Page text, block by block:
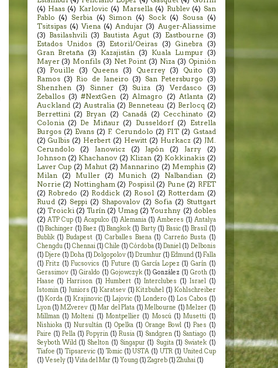
(4) Haas (4) Karlovic (4) Marsella (4) Rublev (4) San
Pablo (4) Serbia (4) Simon (4) Sock (4) Sousa (4)
Tsitsipas (4) Viena (4) Andujar (3) Auger-Aliassime
(3) Basilashvili (3) Bautista Agut (3) Eastbourne (3)
Estados Unidos (3) Estoril/Oeiras (3) Ginebra (3)
Gran Bretaña (3) Kazajistán (3) Kuala Lumpur (3)
Mayer (3) Monfils (3) Net Point (3) Niza (3) Opinión
(3)
Pouille (3) Queens (3) Querrey (3) Quito
(3)
Ramos (3) Rio de Janeiro (3) San Petersburgo (3)
Shenzhen
(3) Sinner (3) Suiza (3) Verdasco
(3)
Zeballos (3) #NextGen (2) Almagro (2) Atlanta (2)
Auckland (2) Australia (2) Benneteau (2) Berlocq (2)
Berrettini (2) Bryan (2) Canadá (2) Cecchinato (2)
Colonia (2) De Miñaur (2) Dusseldorf (2)
Estrella
Burgos (2) Evans (2) F. Cerundolo (2) FIT (2) Gstaad
(2) Gulbis (2) Herbert (2) Hewitt (2) Hurkacz (2) JM.
Cerundolo
(2) Janowicz (2) Japón (2) Jarry
(2)
Johnson (2) Khachanov (2) Klizan (2) Kokkinakis (2)
Laver Cup (2) Mahut (2) Mannarino (2) Memphis (2)
Milan
(2) Muller (2) Munich (2) Nalbandian
(2)
Norrie (2) Nottingham (2) Pospisil (2) Pune (2) RFET
(2) Robredo (2) Roddick (2) Rosol (2) Rotterdam (2)
Ruud (2) Seppi (2) Shapovalov (2) Sofia (2) Stuttgart
(2) Troicki (2) Turín (2) Umag (2) Youzhny (2) dobles
(2) ATP Cup (1) Acapulco (1) Alemania (1) Amberes (1) Antalya
(1) Bachinger (1) Baez (1) Bangkok (1) Barty (1) Basic (1) Brasil (1)
Bublik (1) Budapest (1) Carballes Baena (1) Carreño Busta (1)
Chengdu (1) Chennai (1) Chile (1) Córdoba (1) Daniel (1) Delbonis
(1) Djere (1) Doha (1) Dolgopolov (1) Dzumhur (1) Edmund (1) Falla
(1) Fritz (1) Fucsovics (1) Future (1) García Lopez (1) Garín (1)
Gerasimov (1) Giraldo (1) Gojowczyk (1) González (1) Groth (1)
Haase (1) Harrison (1) Humbert (1) Interclubes (1) Israel (1)
Istomin (1) Juniors (1) Karatsev (1) Kitzbuhel (1) Kohlschreiber
(1) Korda (1) Krajinovic (1) Lajovic (1) Londero (1) Los Cabos (1)
Lyon (1) M.Zverev (1) Mar del Plata (1) Melbourne (1) Melzer (1)
Millman (1) Molteni (1) Montpellier (1) Moscú (1) Musetti (1)
Nishioka (1) Nursultán (1) Opelka (1) Orange Bowl (1) Paes (1)
Paire (1) Pella (1) Popyrin (1) Rusia (1) Sandgren (1) Santiago (1)
Seyboth Wild (1) Shelton (1) Singapur (1) Sugita (1) Swiatek (1)
Tiafoe (1) Tipsarevic (1) Tomic (1) USTA (1) UTR (1) United Cup
(1) Vesely (1) Viña del Mar (1) Young (1) Zagreb (1) Zhuhai (1)